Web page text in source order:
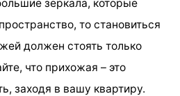
зеркала, которые
то становиться
должен стоять только
что прихожая – это
заходя в вашу квартиру.